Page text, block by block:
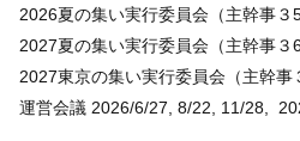
2026夏の集い実行委員会（主幹事３
2027夏の集い実行委員会（主幹事３
2027東京の集い実行委員会（主幹事
運営会議 2026/6/27, 8/22, 11/28,